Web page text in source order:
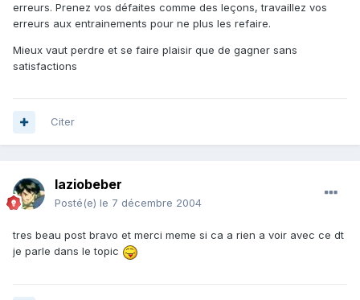
erreurs. Prenez vos défaites comme des leçons, travaillez vos
erreurs aux entrainements pour ne plus les refaire.
Mieux vaut perdre et se faire plaisir que de gagner sans
satisfactions
Citer
laziobeber
Posté(e) le 7 décembre 2004
tres beau post bravo et merci meme si ca a rien a voir avec ce dt
je parle dans le topic